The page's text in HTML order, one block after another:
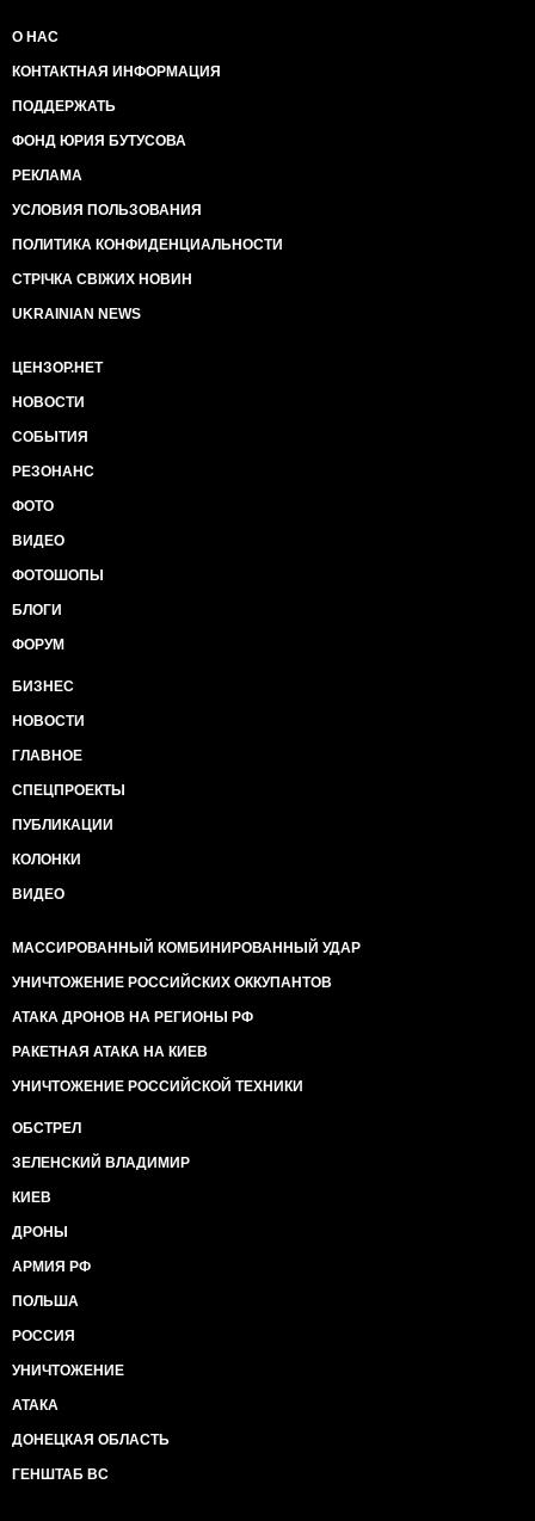
О НАС
КОНТАКТНАЯ ИНФОРМАЦИЯ
ПОДДЕРЖАТЬ
ФОНД ЮРИЯ БУТУСОВА
РЕКЛАМА
УСЛОВИЯ ПОЛЬЗОВАНИЯ
ПОЛИТИКА КОНФИДЕНЦИАЛЬНОСТИ
СТРІЧКА СВІЖИХ НОВИН
UKRAINIAN NEWS
ЦЕНЗОР.НЕТ
НОВОСТИ
СОБЫТИЯ
РЕЗОНАНС
ФОТО
ВИДЕО
ФОТОШОПЫ
БЛОГИ
ФОРУМ
БИЗНЕС
НОВОСТИ
ГЛАВНОЕ
СПЕЦПРОЕКТЫ
ПУБЛИКАЦИИ
КОЛОНКИ
ВИДЕО
МАССИРОВАННЫЙ КОМБИНИРОВАННЫЙ УДАР
УНИЧТОЖЕНИЕ РОССИЙСКИХ ОККУПАНТОВ
АТАКА ДРОНОВ НА РЕГИОНЫ РФ
РАКЕТНАЯ АТАКА НА КИЕВ
УНИЧТОЖЕНИЕ РОССИЙСКОЙ ТЕХНИКИ
ОБСТРЕЛ
ЗЕЛЕНСКИЙ ВЛАДИМИР
КИЕВ
ДРОНЫ
АРМИЯ РФ
ПОЛЬША
РОССИЯ
УНИЧТОЖЕНИЕ
АТАКА
ДОНЕЦКАЯ ОБЛАСТЬ
ГЕНШТАБ ВС